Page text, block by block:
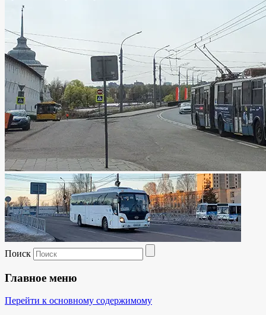
Поиск
Главное меню
Перейти к основному содержимому